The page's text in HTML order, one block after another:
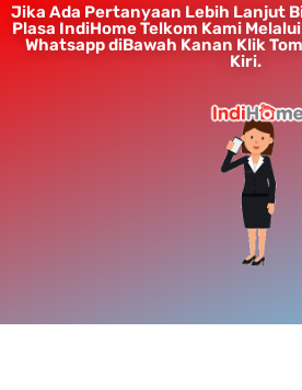
Jika Ada Pertanyaan Lebih Lanjut
Plasa IndiHome Telkom Kami
Whatsapp diBawah Kanan Klik
Kiri.